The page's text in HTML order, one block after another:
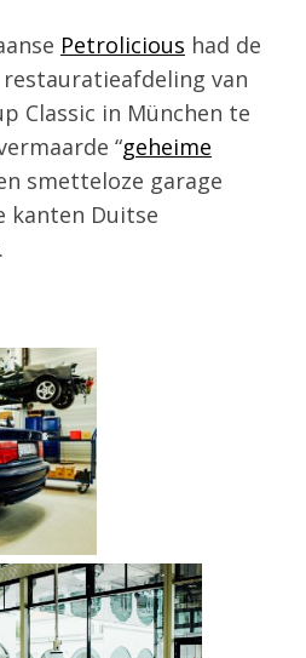
Petrolicious had de
van
Classic in München te
“geheime
smetteloze garage
kanten Duitse